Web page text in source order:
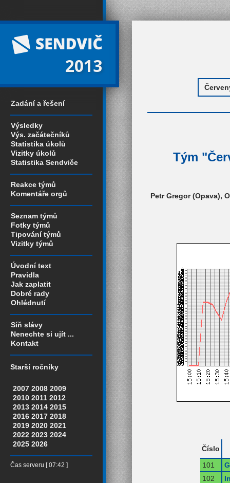
2013
Zadání a řešení
Výsledky
Výs. začátečníků
Statistika úkolů
Vizitky úkolů
Statistika Sendviče
Reakce týmů
Komentáře orgů
Seznam týmů
Fotky týmů
Tipování týmů
Vizitky týmů
Úvodní text
Pravidla
Jak zaplatit
Dobré rady
Ohlédnutí
Síň slávy
Nenechte si ujít ...
Kontakt
Starší ročníky
2007 2008 2009
2010 2011 2012
2013 2014 2015
2016 2017 2018
2019 2020 2021
2022 2023 2024
2025 2026
Čas serveru [ 07:42 ]
Tým
Petr Gregor (Opava),
Číslo
101
102